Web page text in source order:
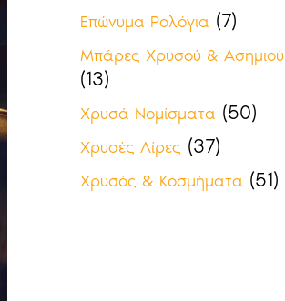
Επώνυμα Ρολόγια (7)
Μπάρες Χρυσού & Ασημιού
(13)
Χρυσά Νομίσματα (50)
Χρυσές Λίρες (37)
Χρυσός & Κοσμήματα (51)